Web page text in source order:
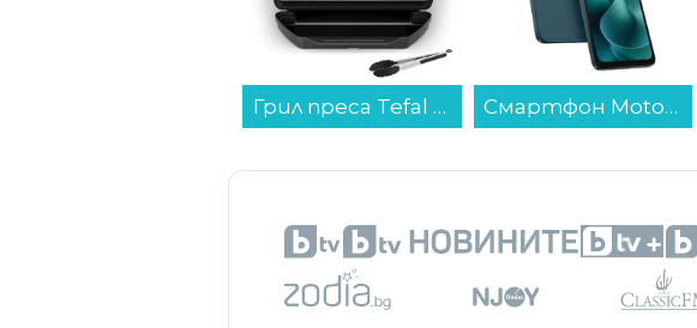
Грил преса Tefal GC718D10 OptiGrill... Смартфон Motorola MOTO G06 256/8 BLUE , 256 GB, 8 GB...